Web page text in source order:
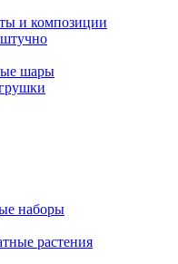
и композиции
шары
наборы
растения